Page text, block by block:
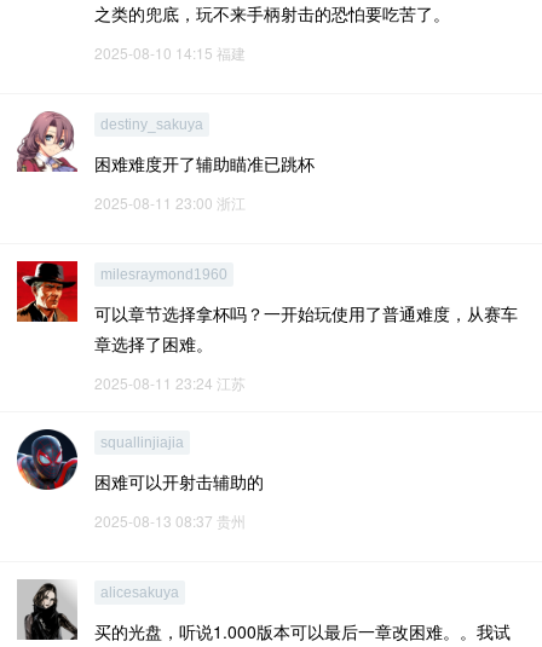
之类的兜底，玩不来手柄射击的恐怕要吃苦了。
2025-08-10 14:15 福建
destiny_sakuya
困难难度开了辅助瞄准已跳杯
2025-08-11 23:00 浙江
milesraymond1960
可以章节选择拿杯吗？一开始玩使用了普通难度，从赛车
章选择了困难。
2025-08-11 23:24 江苏
squallinjiajia
困难可以开射击辅助的
2025-08-13 08:37 贵州
alicesakuya
买的光盘，听说1.000版本可以最后一章改困难。。我试